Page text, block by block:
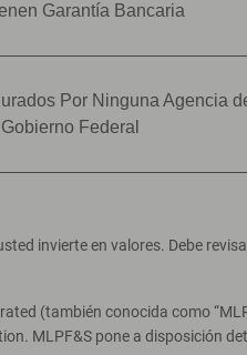
Garantía Bancaria
Por Ninguna Agencia
Gobierno Federal
invierte en valores. Debe
(también conocida como
MLPF&S pone a disposición